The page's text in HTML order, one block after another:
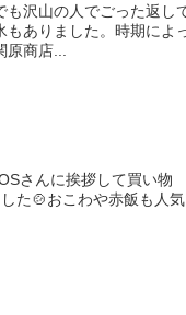
も沢山の人でごった返し
ありました。時期によ
商店...
さんに挨拶して買い物
た🍲おこわや赤飯も人気